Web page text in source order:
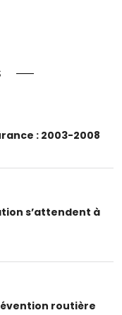
: 2003-2008
s’attendent à
routière